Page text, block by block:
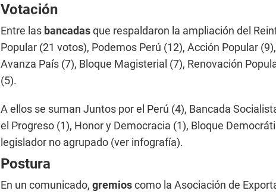
Votación
Entre las bancadasque respaldaron la ampliación del
Popular (21 votos), Podemos Perú (12), Acción Popular
Avanza País (7), Bloque Magisterial (7), Renovación
(5).
A ellos se suman Juntos por el Perú (4), Bancada
el Progreso (1), Honor y Democracia (1), Bloque
legislador no agrupado (ver infografía).
Postura
En un comunicado, gremioscomo la Asociación de